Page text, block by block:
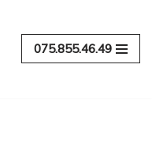
075.855.46.49